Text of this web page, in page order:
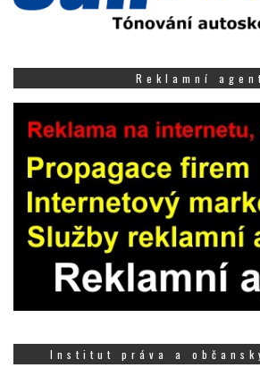
Reklamní
Institut práva a